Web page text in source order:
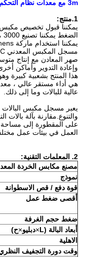
3m مع معدات نظام التحكم PLC
1.منتج:
يمكننا قبول تخصيص مكبس
يمكننا استخدام ماركة Siemens أو Mitsubishi.
صهر المعادن مع إنتاج
وإعادة التدوير وأماكن
هذا المنتج بشعبية كبيرة
هي أداء مستقر عالي ،
عالية للبالات وما إلى ذلك.
يعبر مسجل مكبس البالات
والتنوع.مقارنة بآلة
على المقطورة إلى
العمل في بيئات عمل
2. المعلمات التقنية:
مصنع مكابس الخردة
نموذج
قوة دفع / قص الاسطوانة
أقصى ضغط عمل
ضغط حجم الغرفة
أبعاد البالة (L
×دبليو×ح)
الاهلية
وقت دورة التجفيف النظري